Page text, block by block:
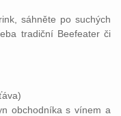
sáhněte po suchých
tradiční Beefeater či
obchodníka s vínem a